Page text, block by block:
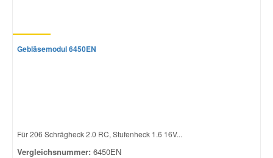
Gebläsemodul 6450EN
Für 206 Schrägheck 2.0 RC, Stufenheck 1.6 16V...
Vergleichsnummer: 6450EN